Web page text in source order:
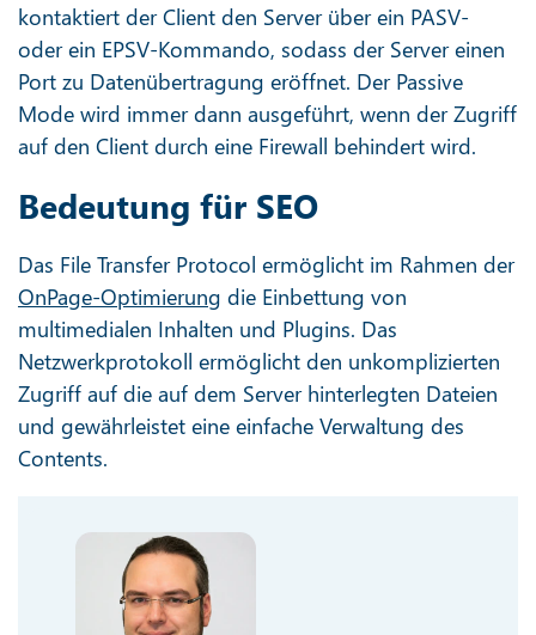
kontaktiert der Client den Server über ein PASV-
oder ein EPSV-Kommando, sodass der Server einen
Port zu Datenübertragung eröffnet. Der Passive
Mode wird immer dann ausgeführt, wenn der Zugriff
auf den Client durch eine Firewall behindert wird.
Bedeutung für SEO
Das File Transfer Protocol ermöglicht im Rahmen der
OnPage-Optimierung die Einbettung von
multimedialen Inhalten und Plugins. Das
Netzwerkprotokoll ermöglicht den unkomplizierten
Zugriff auf die auf dem Server hinterlegten Dateien
und gewährleistet eine einfache Verwaltung des
Contents.